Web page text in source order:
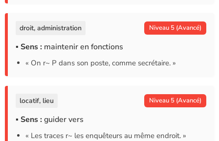
droit, administration Niveau 5 (Avancé)
▪ Sens : maintenir en fonctions
« On r~ P dans son poste, comme secrétaire. »
locatif, lieu Niveau 5 (Avancé)
▪ Sens : guider vers
« Les traces r~ les enquêteurs au même endroit. »